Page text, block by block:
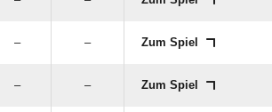
– – Zum Spiel
– – Zum Spiel